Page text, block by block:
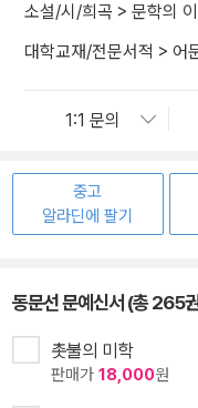
소설/시/희곡 > 문학의
대학교재/전문서적 > 어
중고
알라딘에 팔기
동문선 문예신서 (총 265
촛불의 미학
판매가 18,000원